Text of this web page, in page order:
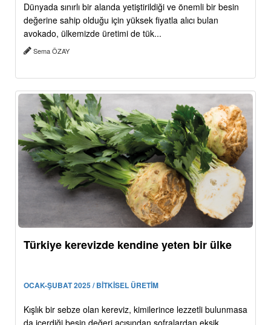
Dünyada sınırlı bir alanda yetiştirildiği ve önemli bir besin
değerine sahip olduğu için yüksek fiyatla alıcı bulan
avokado, ülkemizde üretimi de tük...
Sema ÖZAY
Türkiye kerevizde kendine yeten bir ülke
OCAK-ŞUBAT 2025 / BİTKİSEL ÜRETİM
Kışlık bir sebze olan kereviz, kimilerince lezzetli bulunmasa
da içerdiği besin değeri açısından sofralardan eksik